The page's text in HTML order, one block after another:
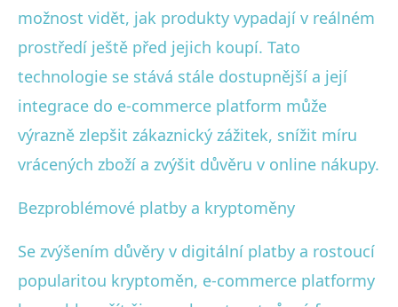
možnost vidět, jak produkty vypadají v reálném
prostředí ještě před jejich koupí. Tato
technologie se stává stále dostupnější a její
integrace do e-commerce platform může
výrazně zlepšit zákaznický zážitek, snížit míru
vrácených zboží a zvýšit důvěru v online nákupy.
Bezproblémové platby a kryptoměny
Se zvýšením důvěry v digitální platby a rostoucí
popularitou kryptoměn, e-commerce platformy